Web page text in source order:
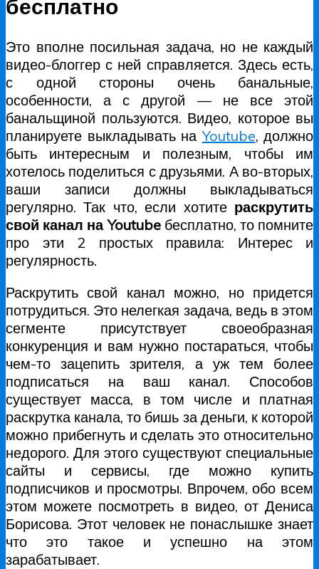
бесплатно
Это вполне посильная задача, но не каждый
видео-блоггер с ней справляется. Здесь есть,
с одной стороны очень банальные,
особенности, а с другой — не все этой
банальщиной пользуются. Видео, которое вы
планируете выкладывать наYoutube, должно
быть интересным и полезным, чтобы им
хотелось поделиться с друзьями. А во-вторых,
ваши записи должны выкладываться
регулярно. Так что, если хотитераскрутить
свой канал на Youtubeбесплатно, то помните
про эти 2 простых правила: Интерес и
регулярность.
Раскрутить свой канал можно, но придется
потрудиться. Это нелегкая задача, ведь в этом
сегменте присутствует своеобразная
конкуренция и вам нужно постараться, чтобы
чем-то зацепить зрителя, а уж тем более
подписаться на ваш канал. Способов
существует масса, в том числе и платная
раскрутка канала, то бишь за деньги, к которой
можно прибегнуть и сделать это относительно
недорого. Для этого существуют специальные
сайты и сервисы, где можно купить
подписчиков и просмотры. Впрочем, обо всем
этом можете посмотреть в видео, от Дениса
Борисова. Этот человек не понаслышке знает
что это такое и успешно на этом
зарабатывает.